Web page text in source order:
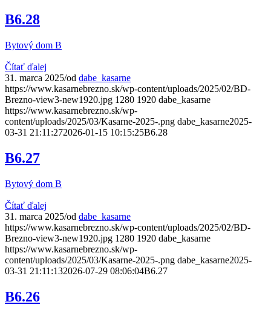
B6.28
Bytový dom B
Čítať ďalej
31. marca 2025/od dabe_kasarne
https://www.kasarnebrezno.sk/wp-content/uploads/2025/02/BD-
Brezno-view3-new1920.jpg 1280 1920 dabe_kasarne
https://www.kasarnebrezno.sk/wp-
content/uploads/2025/03/Kasarne-2025-.png dabe_kasarne2025-
03-31 21:11:272026-01-15 10:15:25B6.28
B6.27
Bytový dom B
Čítať ďalej
31. marca 2025/od dabe_kasarne
https://www.kasarnebrezno.sk/wp-content/uploads/2025/02/BD-
Brezno-view3-new1920.jpg 1280 1920 dabe_kasarne
https://www.kasarnebrezno.sk/wp-
content/uploads/2025/03/Kasarne-2025-.png dabe_kasarne2025-
03-31 21:11:132026-07-29 08:06:04B6.27
B6.26